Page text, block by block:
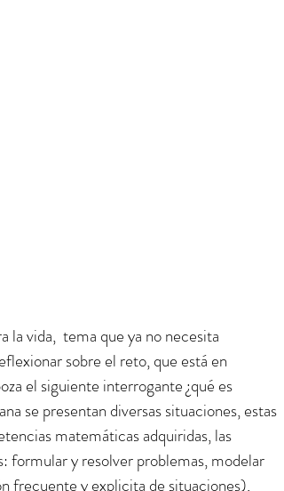
la vida,  tema que ya no necesita
sobre el reto, que está en
el siguiente interrogante ¿qué es
se presentan diversas situaciones, estas
matemáticas adquiridas, las
formular y resolver problemas, modelar
frecuente y explicita de situaciones),